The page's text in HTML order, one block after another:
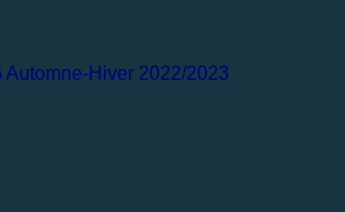
Hiver 2022/2023